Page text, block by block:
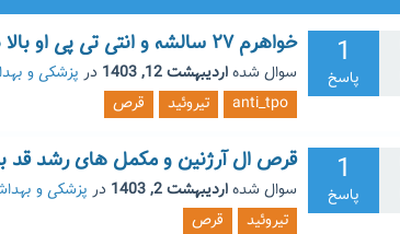
1
پاسخ
خواهرم ۲۷ سالشه و انتی تی پی او بالا داره
سوال شدهاردیبهشت 12, 1403 در پزشکی و
anti_tpo
تیروئید قرص
1
پاسخ
قرص ال آرژنین و مکمل های رشد قد
سوال شدهاردیبهشت 2, 1403 در پزشکی و
تیروئید
قرص